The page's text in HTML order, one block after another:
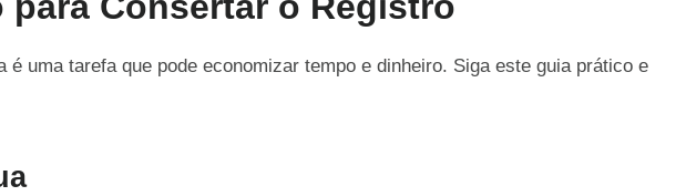
é uma tarefa que pode economizar tempo e dinheiro. Siga este guia prático e